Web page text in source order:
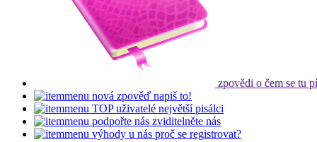
zpovědi o čem se tu
nová zpověď napiš to!
TOP uživatelé největší pisálci
podpořte nás zviditelněte nás
výhody u nás proč se registrovat?